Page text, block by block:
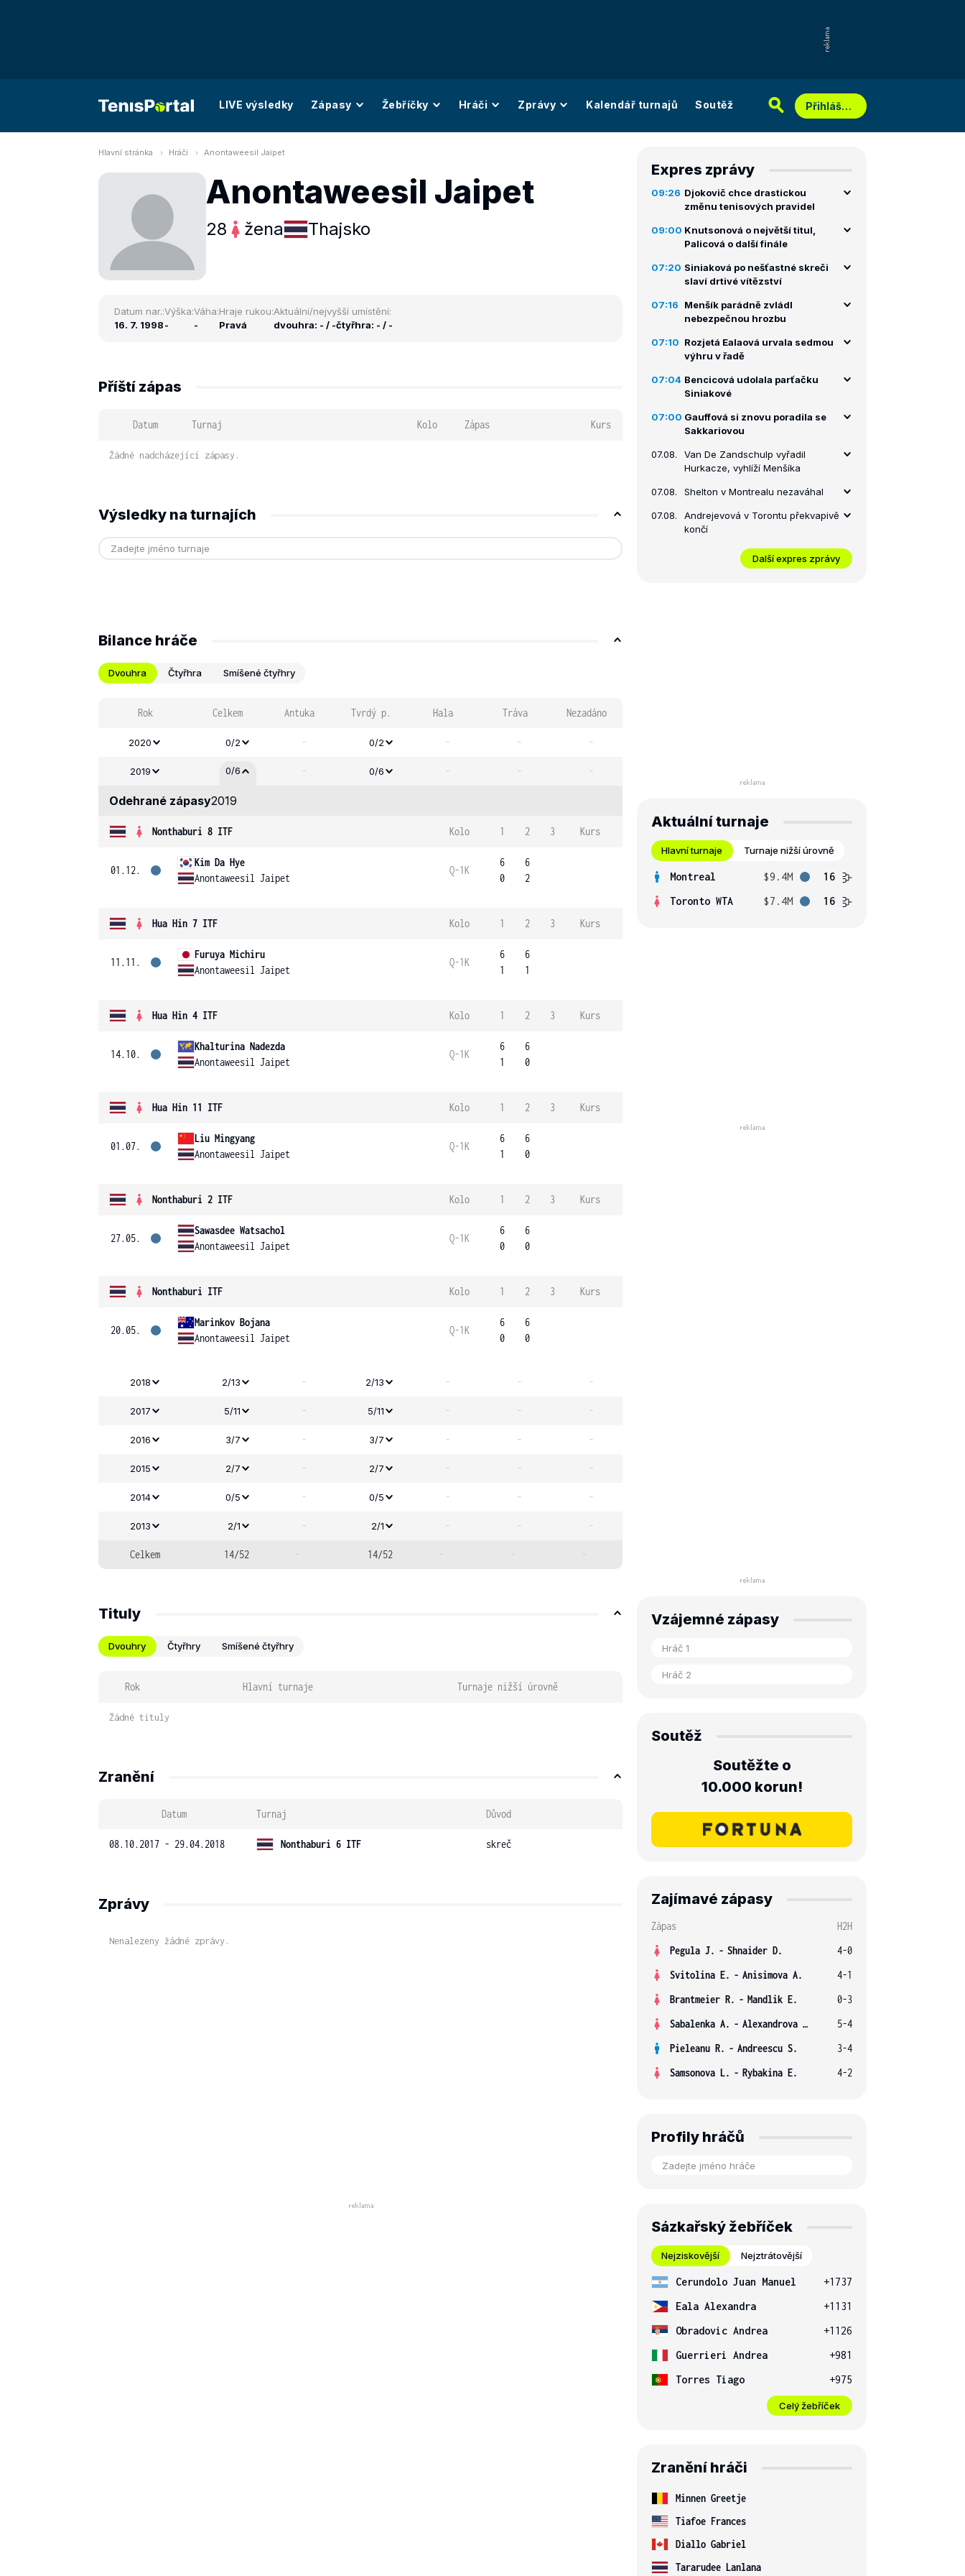
LIVE výsledky Zápasy Žebříčky Hráči Zprávy Kalendář turnajů Soutěž Přihlášení
Hlavní stránka Hráči Anontaweesil Jaipet
Anontaweesil Jaipet
28 žena Thajsko
Datum nar.:
16. 7. 1998
Výška:
-
Váha:
-
Hraje rukou:
Pravá
Aktuální/nejvyšší umístění:
dvouhra: - / -čtyřhra: - / -
Příští zápas
Datum Turnaj Kolo Zápas Kurs
Žádné nadcházející zápasy.
Výsledky na turnajích
Bilance hráče
Dvouhra Čtyřhra Smíšené čtyřhry
Rok Celkem Antuka Tvrdý p. Hala Tráva Nezadáno
2020 0/2 - 0/2 - - -
2019 0/6 - 0/6 - - -
Odehrané zápasy2019
Nonthaburi 8 ITF Kolo 1 2 3 Kurs
01.12.
Kim Da Hye
Anontaweesil Jaipet
Q-1K
6
0
6
2
Hua Hin 7 ITF Kolo 1 2 3 Kurs
11.11.
Furuya Michiru
Anontaweesil Jaipet
Q-1K
6
1
6
1
Hua Hin 4 ITF Kolo 1 2 3 Kurs
14.10.
Khalturina Nadezda
Anontaweesil Jaipet
Q-1K
6
1
6
0
Hua Hin 11 ITF Kolo 1 2 3 Kurs
01.07.
Liu Mingyang
Anontaweesil Jaipet
Q-1K
6
1
6
0
Nonthaburi 2 ITF Kolo 1 2 3 Kurs
27.05.
Sawasdee Watsachol
Anontaweesil Jaipet
Q-1K
6
0
6
0
Nonthaburi ITF Kolo 1 2 3 Kurs
20.05.
Marinkov Bojana
Anontaweesil Jaipet
Q-1K
6
0
6
0
2018 2/13 - 2/13 - - -
2017 5/11 - 5/11 - - -
2016 3/7 - 3/7 - - -
2015 2/7 - 2/7 - - -
2014 0/5 - 0/5 - - -
2013 2/1 - 2/1 - - -
Celkem 14/52 - 14/52 - - -
Tituly
Dvouhry Čtyřhry Smíšené čtyřhry
Rok Hlavní turnaje Turnaje nižší úrovně
Žádné tituly
Zranění
Datum Turnaj Důvod
08.10.2017 - 29.04.2018 Nonthaburi 6 ITF skreč
Zprávy
Nenalezeny žádné zprávy.
Expres zprávy
09:26 Djokovič chce drastickou
změnu tenisových pravidel
09:00 Knutsonová o největší titul,
Palicová o další finále
07:20 Siniaková po nešťastné skreči
slaví drtivé vítězství
07:16
Menšík parádně zvládl
nebezpečnou hrozbu
07:10 Rozjetá Ealaová urvala sedmou
výhru v řadě
07:04 Bencicová udolala parťačku
Siniakové
07:00 Gauffová si znovu poradila se
Sakkariovou
07.08.
Van De Zandschulp vyřadil
Hurkacze, vyhlíží Menšíka
07.08. Shelton v Montrealu nezaváhal
07.08.
Andrejevová v Torontu překvapivě
končí
Další expres zprávy
Aktuální turnaje
Hlavní turnaje Turnaje nižší úrovně
Montreal $9.4M
16
Toronto WTA
$7.4M 16
Vzájemné zápasy
Soutěž
Soutěžte o
10.000 korun!
Zajímavé zápasy
Zápas
H2H
Pegula J. - Shnaider D.
4-0
Svitolina E. - Anisimova A.
4-1
Brantmeier R. - Mandlik E.
0-3
Sabalenka A. - Alexandrova E.
5-4
Pieleanu R. - Andreescu S.
3-4
Samsonova L. - Rybakina E. 4-2
Profily hráčů
Sázkařský žebříček
Nejziskovější Nejztrátovější
Cerundolo Juan Manuel
+1737
Eala Alexandra
+1131
Obradovic Andrea
+1126
Guerrieri Andrea
+981
Torres Tiago
+975
Celý žebříček
Zranění hráči
Minnen Greetje
Tiafoe Frances
Diallo Gabriel
Tararudee Lanlana